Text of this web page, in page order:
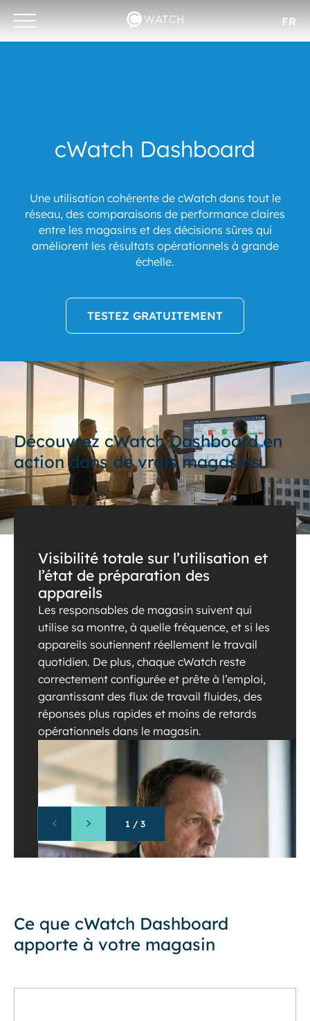
Otwórz/zamknij
menu
FR
cWatch Dashboard
Une utilisation cohérente de cWatch dans tout le
réseau, des comparaisons de performance claires
entre les magasins et des décisions sûres qui
améliorent les résultats opérationnels à grande
échelle.
TESTEZ GRATUITEMENT
Découvrez cWatch Dashboard en
action dans de vrais magasins
Visibilité totale sur l’utilisation et
l’état de préparation des
appareils
Les responsables de magasin suivent qui
utilise sa montre, à quelle fréquence, et si les
appareils soutiennent réellement le travail
quotidien. De plus, chaque cWatch reste
correctement configurée et prête à l’emploi,
garantissant des flux de travail fluides, des
réponses plus rapides et moins de retards
opérationnels dans le magasin.
1 / 3
Ce que cWatch Dashboard
apporte à votre magasin